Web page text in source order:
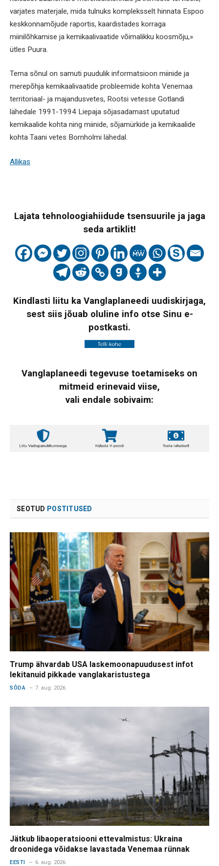
varjates materjale, mida tulnuks kompleksselt hinnata Espoo
keskkonnamõjude raportis, kaardistades korraga
miinilõhkamise ja kemikaalivaatide võimalikku koosmõju,»
ütles Puura.
Tema sõnul on samuti puudulik informatsioon miinide ja
merepõhja kemikaalivaatide probleemide kohta Venemaa
territoriaal- ja majandusvetes, Rootsi vetesse Gotlandi
lähedale 1991-1994 Liepaja sõjasadamast uputatud
kemikaalide kohta ning miinide, sõjamürkide ja kemikaalide
kohta Taani vetes Bornholmi lähedal.
Allikas
Lajata tehnoloogiahiidude tsensuurile ja jaga
seda artiklit!
Kindlasti liitu ka Vanglaplaneedi uudiskirjaga,
sest siis jõuab oluline info otse Sinu e-
postkasti.
Vanglaplaneedi tegevuse toetamiseks on
mitmeid erinevaid viise,
vali endale sobivaim:
SEOTUD POSTITUSED
Trump ähvardab USA laskemoonapuudusest infot
lekitanuid pikkade vanglakaristustega
SÕDA 7. aug. 2026
Jätkub libaoperatsiooni ettevalmistus: Ukraina
droonidega võidakse lavastada Venemaa rünnak
EESTI 6. aug. 2026